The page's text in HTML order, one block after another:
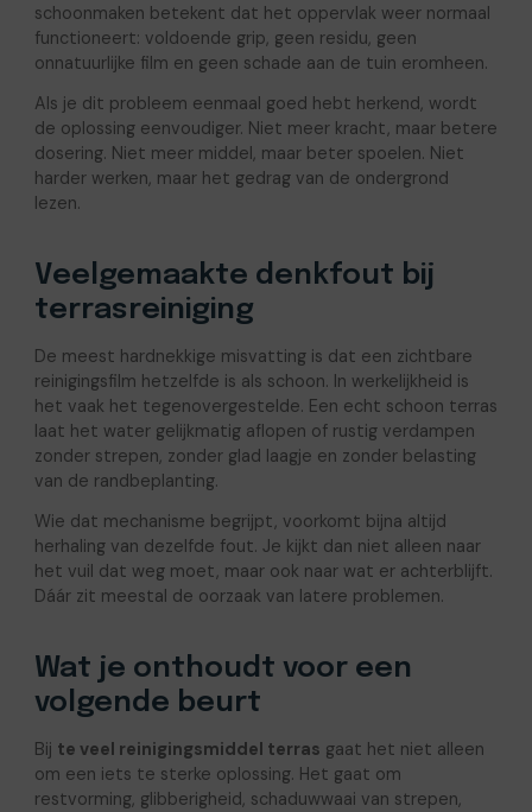
schoonmaken betekent dat het oppervlak weer normaal
functioneert: voldoende grip, geen residu, geen
onnatuurlijke film en geen schade aan de tuin eromheen.
Als je dit probleem eenmaal goed hebt herkend, wordt
de oplossing eenvoudiger. Niet meer kracht, maar betere
dosering. Niet meer middel, maar beter spoelen. Niet
harder werken, maar het gedrag van de ondergrond
lezen.
Veelgemaakte denkfout bij
terrasreiniging
De meest hardnekkige misvatting is dat een zichtbare
reinigingsfilm hetzelfde is als schoon. In werkelijkheid is
het vaak het tegenovergestelde. Een echt schoon terras
laat het water gelijkmatig aflopen of rustig verdampen
zonder strepen, zonder glad laagje en zonder belasting
van de randbeplanting.
Wie dat mechanisme begrijpt, voorkomt bijna altijd
herhaling van dezelfde fout. Je kijkt dan niet alleen naar
het vuil dat weg moet, maar ook naar wat er achterblijft.
Dáár zit meestal de oorzaak van latere problemen.
Wat je onthoudt voor een
volgende beurt
Bij te veel reinigingsmiddel terras gaat het niet alleen
om een iets te sterke oplossing. Het gaat om
restvorming, glibberigheid, schaduwwaai van strepen,